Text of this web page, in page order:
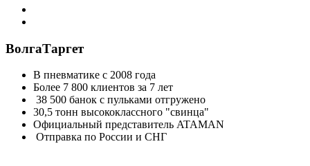
ВолгаТаргет
В пневматике с 2008 года
Более 7 800 клиентов за 7 лет
38 500 банок с пульками отгружено
30,5 тонн высококлассного "свинца"
Официальный представитель ATAMAN
Отправка по России и СНГ